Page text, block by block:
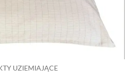
UZIEMIAJĄCE